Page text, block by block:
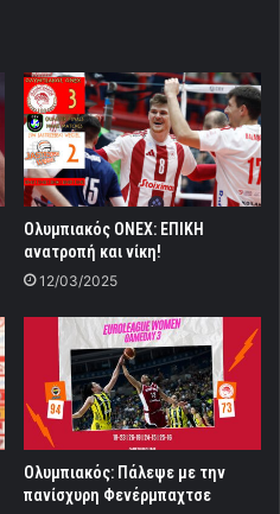
Ολυμπιακός ONEX: ΕΠΙΚΗ
ανατροπή και νίκη!
12/03/2025
Ολυμπιακός: Πάλεψε με την
πανίσχυρη Φενέρμπαχτσε